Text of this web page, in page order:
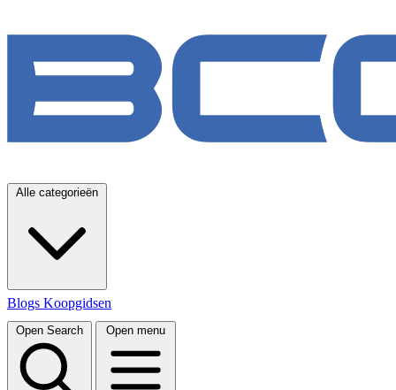
Alle categorieën
Blogs Koopgidsen
Open Search Open menu